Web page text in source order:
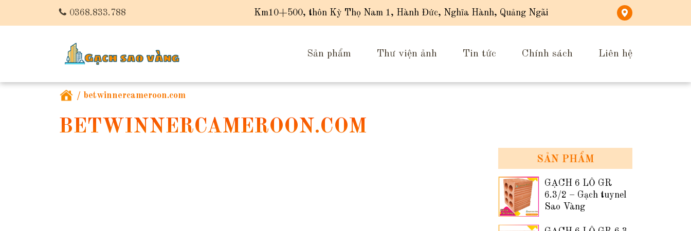
0368.833.788 Km10+500, thôn Kỳ Thọ Nam 1, Hành Đức, Nghĩa Hành, Quảng Ngãi
Sản phẩm Thư viện ảnh Tin tức Chính sách Liên hệ
/ betwinnercameroon.com
BETWINNERCAMEROON.COM
SẢN PHẨM
GẠCH 6 LỖ GR
6.3/2 – Gạch tuynel
Sao Vàng